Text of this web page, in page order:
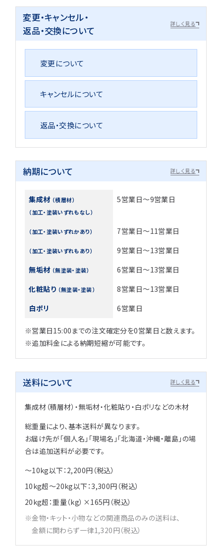
変更・キャンセル・
返品・交換について
詳しく見る
変更について
キャンセルについて
返品・交換について
納期について 詳しく見る
集成材 （積層材）
（加工・塗装いずれもなし）
5営業日～9営業日
（加工・塗装いずれかあり） 7営業日～11営業日
（加工・塗装いずれもあり）
9営業日～13営業日
無垢材 （無塗装・塗装）
6営業日～13営業日
化粧貼り （無塗装・塗装）
8営業日～13営業日
白ポリ
6営業日
※営業日15:00までの注文確定分を0営業日と数えます。
※追加料金による納期短縮が可能です。
送料について 詳しく見る
集成材（積層材）・無垢材・化粧貼り・白ポリなどの木材
総重量により、基本送料が異なります。
お届け先が「個人名」「現場名」「北海道・沖縄・離島」の場
合は追加送料が必要です。
～10kg以下：2,200円（税込）
10kg超～20kg以下：3,300円（税込）
20kg超：重量（kg）×165円（税込）
金物・キット・小物などの関連商品のみの送料は、
金額に関わらず一律1,320円（税込）